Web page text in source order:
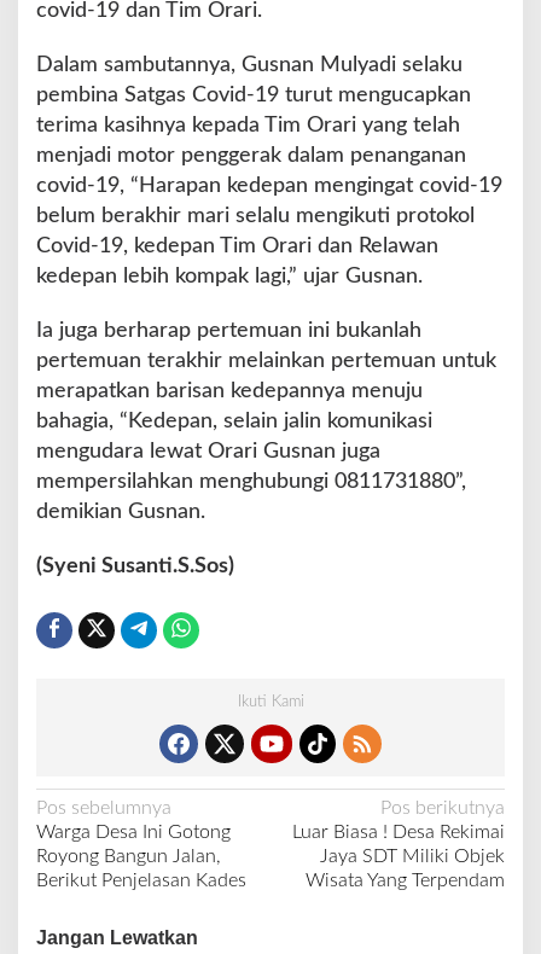
covid-19 dan Tim Orari.
Dalam sambutannya, Gusnan Mulyadi selaku
pembina Satgas Covid-19 turut mengucapkan
terima kasihnya kepada Tim Orari yang telah
menjadi motor penggerak dalam penanganan
covid-19, “Harapan kedepan mengingat covid-19
belum berakhir mari selalu mengikuti protokol
Covid-19, kedepan Tim Orari dan Relawan
kedepan lebih kompak lagi,” ujar Gusnan.
Ia juga berharap pertemuan ini bukanlah
pertemuan terakhir melainkan pertemuan untuk
merapatkan barisan kedepannya menuju
bahagia, “Kedepan, selain jalin komunikasi
mengudara lewat Orari Gusnan juga
mempersilahkan menghubungi 0811731880”,
demikian Gusnan.
(Syeni Susanti.S.Sos)
Ikuti Kami
N
a
v
Pos sebelumnya
Warga Desa Ini Gotong
Royong Bangun Jalan,
Berikut Penjelasan Kades
Pos berikutnya
Luar Biasa ! Desa Rekimai
Jaya SDT Miliki Objek
Wisata Yang Terpendam
Jangan Lewatkan